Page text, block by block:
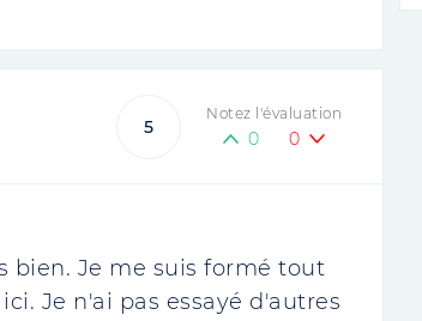
5
Notez l'évaluation
0 0
bien. Je me suis formé tout
Je n'ai pas essayé d'autres